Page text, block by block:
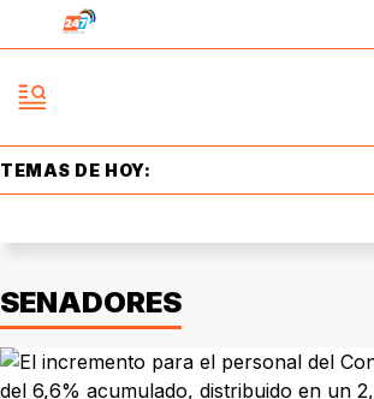
TEMAS DE HOY:
SENADORES